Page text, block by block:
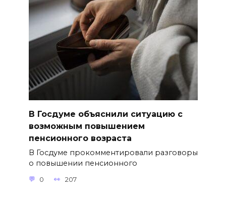
В Госдуме объяснили ситуацию с
возможным повышением
пенсионного возраста
В Госдуме прокомментировали разговоры
о повышении пенсионного
0 207